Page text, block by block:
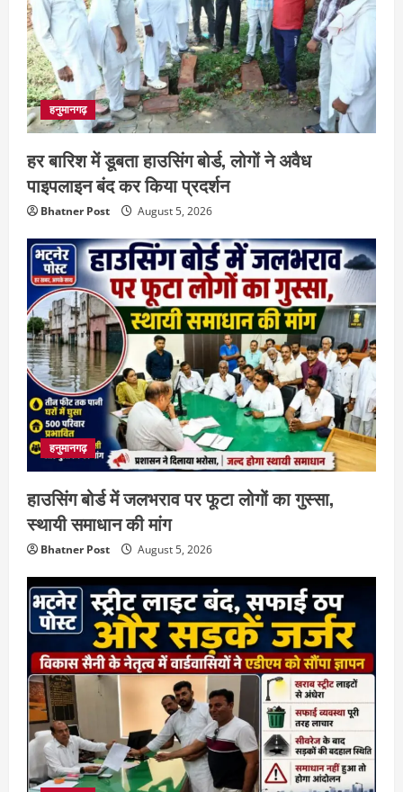
हनुमानगढ़
हर बारिश में डूबता हाउसिंग बोर्ड, लोगों ने अवैध
पाइपलाइन बंद कर किया प्रदर्शन
Bhatner Post August 5, 2026
हनुमानगढ़
हाउसिंग बोर्ड में जलभराव पर फूटा लोगों का गुस्सा,
स्थायी समाधान की मांग
Bhatner Post August 5, 2026